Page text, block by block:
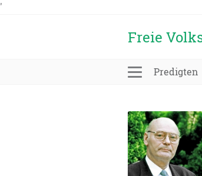
'
Freie
Predigten